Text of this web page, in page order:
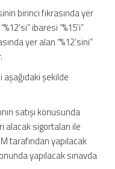
birinci fıkrasında yer
ibaresi “%15’i”
yer alan “%12’sini”
aşağıdaki şekilde
satışı konusunda
sigortaları ile
tarafından yapılacak
yapılacak sınavda